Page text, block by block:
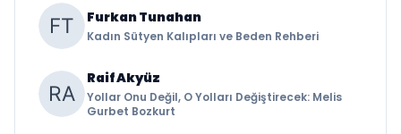
Furkan Tunahan
Kadın Sütyen Kalıpları ve Beden Rehberi
Raif Akyüz
Yollar Onu Değil, O Yolları Değiştirecek: Melis
Gurbet Bozkurt